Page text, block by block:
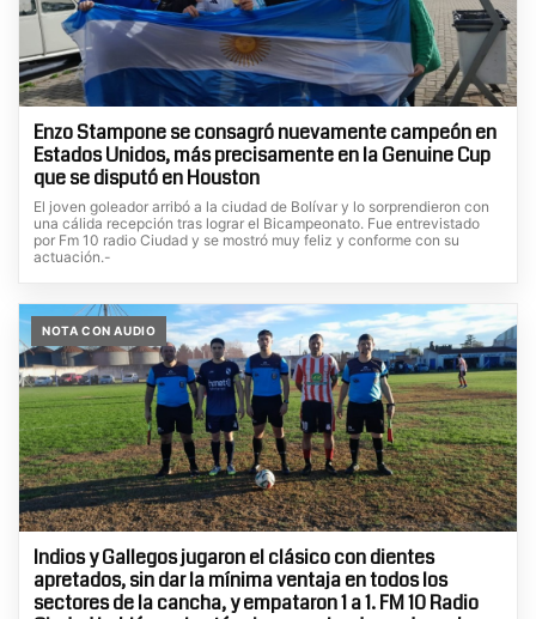
Enzo Stampone se consagró nuevamente campeón en
Estados Unidos, más precisamente en la Genuine Cup
que se disputó en Houston
El joven goleador arribó a la ciudad de Bolívar y lo sorprendieron con
una cálida recepción tras lograr el Bicampeonato. Fue entrevistado
por Fm 10 radio Ciudad y se mostró muy feliz y conforme con su
actuación.-
NOTA CON AUDIO
Indios y Gallegos jugaron el clásico con dientes
apretados, sin dar la mínima ventaja en todos los
sectores de la cancha, y empataron 1 a 1. FM 10 Radio